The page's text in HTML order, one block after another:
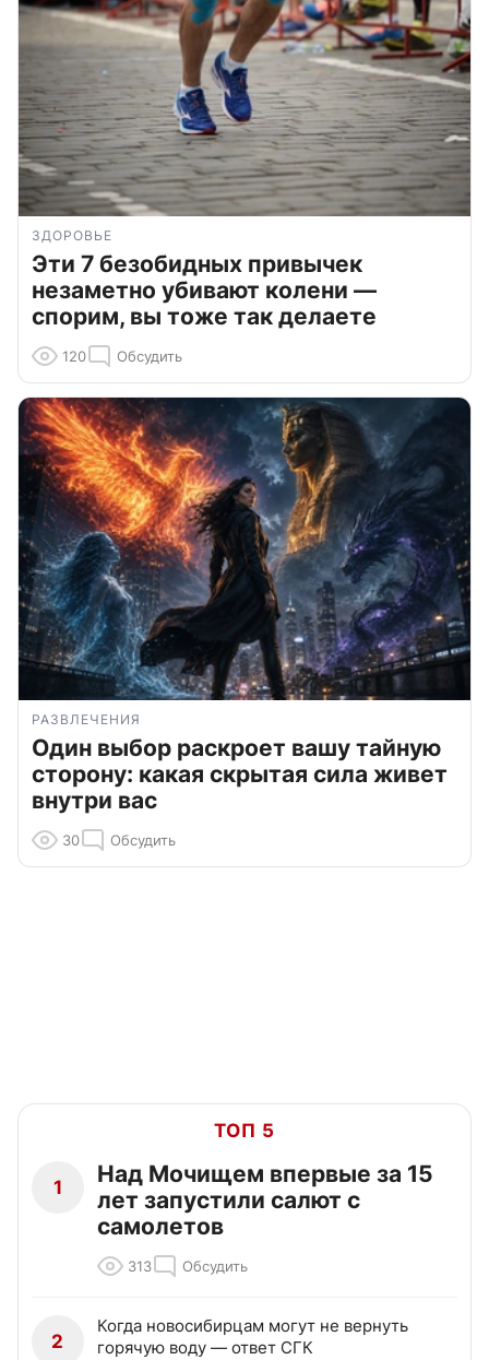
ЗДОРОВЬЕ
Эти 7 безобидных привычек
незаметно убивают колени —
спорим, вы тоже так делаете
120 Обсудить
РАЗВЛЕЧЕНИЯ
Один выбор раскроет вашу тайную
сторону: какая скрытая сила живет
внутри вас
30 Обсудить
ТОП 5
1
Над Мочищем впервые за 15
лет запустили салют с
самолетов
313 Обсудить
2
Когда новосибирцам могут не вернуть
горячую воду — ответ СГК